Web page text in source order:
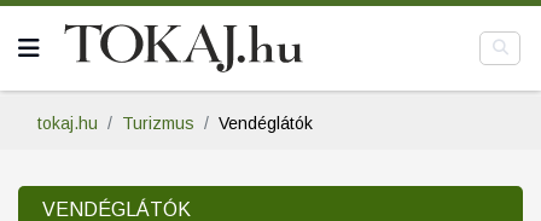
tokaj.hu Turizmus Vendéglátók
VENDÉGLÁTÓK